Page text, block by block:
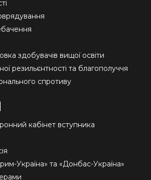
здобувачів вищої освіти
резильєнтності та благополуччя
спротиву
кабінет вступника
Україна» та «Донбас-Україна»